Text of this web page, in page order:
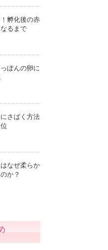
孵化後の赤
るまで
ぽんの卵に
さばく方法
なぜ柔らか
か？